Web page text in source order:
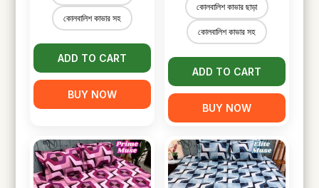
কোলবালিশ কাভার সহ
ADD TO CART
BUY NOW
৳ 1,350.00
through
কোলবালিশ কাভার ছাড়া
কোলবালিশ কাভার সহ
ADD TO CART
BUY NOW